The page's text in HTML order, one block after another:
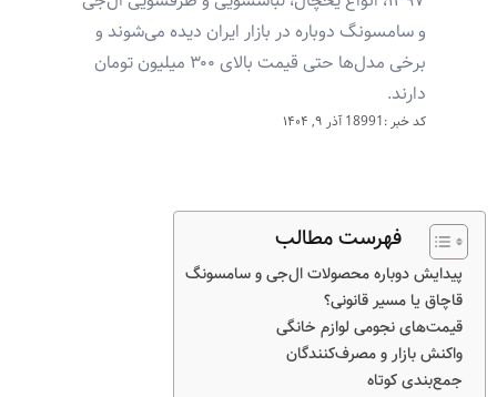
و سامسونگ دوباره در بازار ایران دیده می‌شوند و
برخی مدل‌ها حتی قیمت بالای ۳۰۰ میلیون تومان
دارند.
کد خبر :18991 آذر ۹, ۱۴۰۴
فهرست مطالب
پیدایش دوباره محصولات ال‌جی و سامسونگ
قاچاق یا مسیر قانونی؟
قیمت‌های نجومی لوازم خانگی
واکنش بازار و مصرف‌کنندگان
جمع‌بندی کوتاه